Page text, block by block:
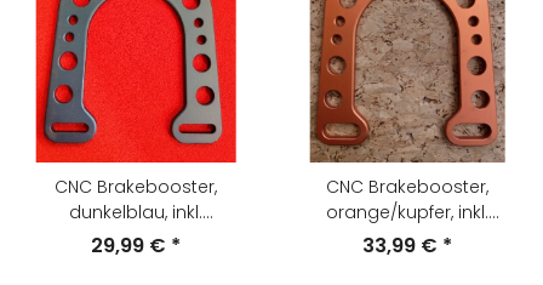
CNC Brakebooster,
dunkelblau, inkl.
Schrauben, NEU
29,99 € *
CNC Brakebooster,
orange/kupfer, inkl.
Schrauben, NEU
33,99 € *